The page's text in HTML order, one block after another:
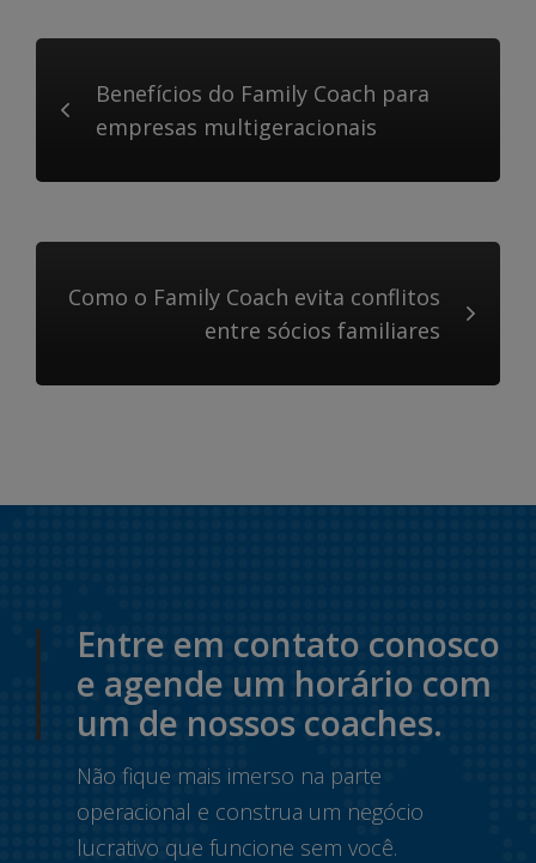
Benefícios do Family Coach para
empresas multigeracionais
Como o Family Coach evita conflitos
entre sócios familiares
Entre em contato conosco
e agende um horário com
um de nossos coaches.
Não fique mais imerso na parte
operacional e construa um negócio
lucrativo que funcione sem você.